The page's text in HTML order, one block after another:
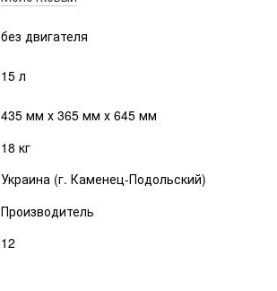
без двигателя
15 л
435 мм х 365 мм х 645 мм
18 кг
Украина (г. Каменец-Подольский)
Производитель
12